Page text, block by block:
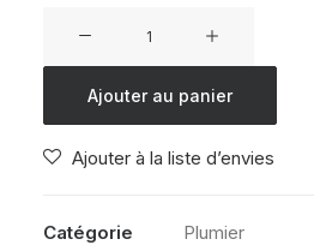
Sweet
6
Ajouter au panier
Ajouter à la liste d’envies
Catégorie Plumier